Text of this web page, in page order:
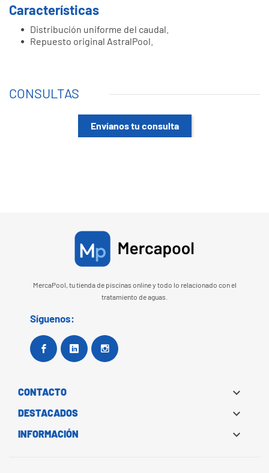
Características
Distribución uniforme del caudal.
Repuesto original AstralPool.
CONSULTAS
Envíanos tu consulta
MercaPool, tu tienda de piscinas online y todo lo relacionado con el
tratamiento de aguas.
Síguenos:
Facebook Google+
CONTACTO 
DESTACADOS 
INFORMACIÓN 